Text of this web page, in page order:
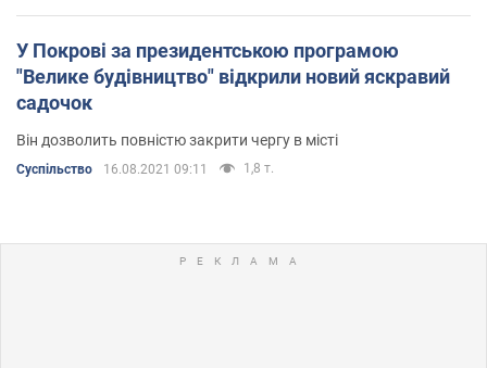
У Покрові за президентською програмою
"Велике будівництво" відкрили новий яскравий
садочок
Він дозволить повністю закрити чергу в місті
Суспільство 16.08.2021 09:11 1,8 т.